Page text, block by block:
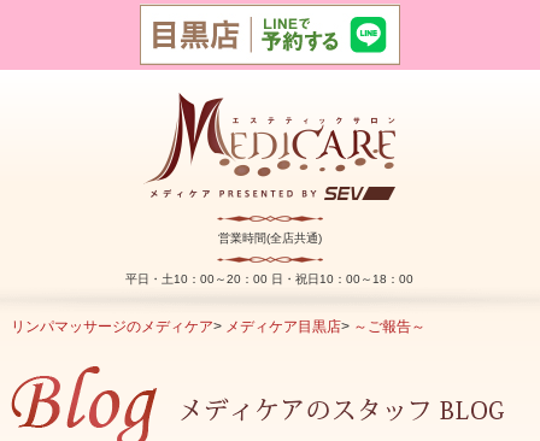
営業時間(全店共通)
平日・土10：00～20：00 日・祝日10：00～18：00
リンパマッサージのメディケア> メディケア目黒店> ～ご報告～